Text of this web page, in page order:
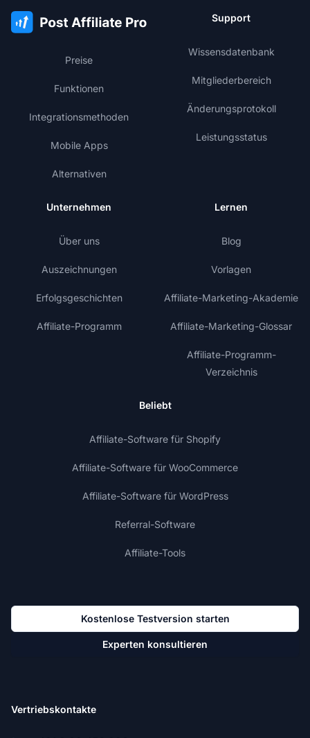
Preise
Funktionen
Integrationsmethoden
Mobile Apps
Alternativen
Support
Wissensdatenbank
Mitgliederbereich
Änderungsprotokoll
Leistungsstatus
Unternehmen
Über uns
Auszeichnungen
Erfolgsgeschichten
Affiliate-Programm
Lernen
Blog
Vorlagen
Affiliate-Marketing-Akademie
Affiliate-Marketing-Glossar
Affiliate-Programm-
Verzeichnis
Beliebt
Affiliate-Software für Shopify
Affiliate-Software für WooCommerce
Affiliate-Software für WordPress
Referral-Software
Affiliate-Tools
Kostenlose Testversion starten
Experten konsultieren
Vertriebskontakte